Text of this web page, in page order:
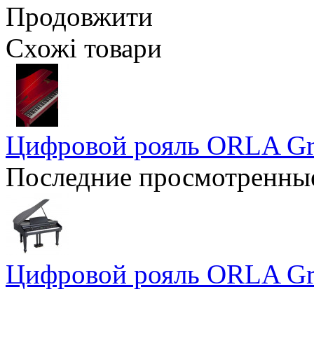
Продовжити
Схожі товари
Цифровой рояль ORLA
Последние
Цифровой рояль ORLA